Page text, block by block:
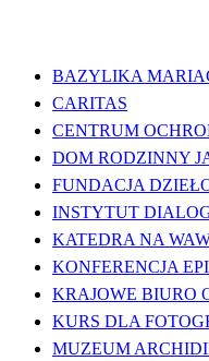
BAZYLIKA
CARITAS
CENTRUM
DOM RODZINNY
FUNDACJA
INSTYTUT
KATEDRA NA
KONFERENCJA
KRAJOWE BIURO
KURS DLA
MUZEUM